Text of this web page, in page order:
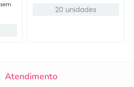
sem
20 unidades
Atendimento